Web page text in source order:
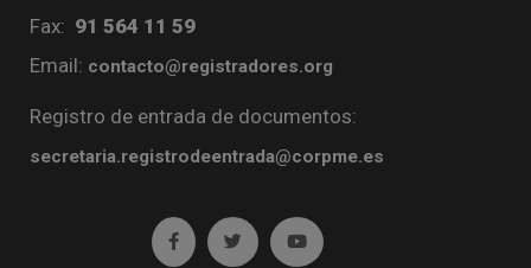
Fax: 91 564 11 59
Email: contacto@registradores.org
Registro de entrada de documentos:
secretaria.registrodeentrada@corpme.es
Ir a facebook (abre en ventana nueva)
Ir a twitter (abre en ventana nueva)
Ir a YouTube (abre en